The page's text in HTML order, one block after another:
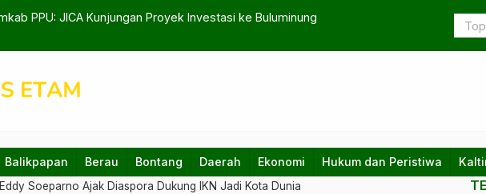
Adik Prabowo Subianto Pasok Air Bersih untuk Balikpapan PLN
Balikpapan Berau Bontang Daerah Ekonomi Hukum dan Peristiwa
Eddy Soeparno Ajak Diaspora Dukung IKN Jadi Kota Dunia